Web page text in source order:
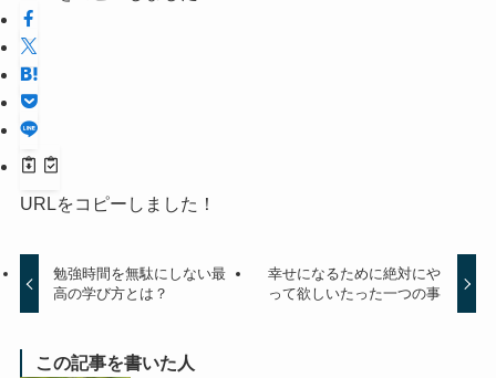
URLをコピーしました！
勉強時間を無駄にしない最
高の学び方とは？
幸せになるために絶対にや
って欲しいたった一つの事
この記事を書いた人